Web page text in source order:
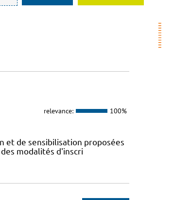
relevance: 100%
et de sensibilisation proposées
modalités d'inscri